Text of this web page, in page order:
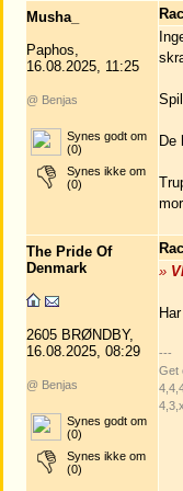
Musha_
Paphos,
16.08.2025, 11:25
@ Benjas
Synes godt om
(0)
Synes ikke om
(0)
De
The Pride Of
Denmark
2605 BRØNDBY,
16.08.2025, 08:29
@ Benjas
Synes godt om
(0)
Synes ikke om
(0)
»
---
Get